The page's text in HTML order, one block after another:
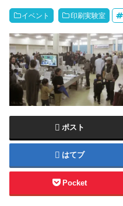
イベント 印刷実験室
ポスト
はてブ
Pocket